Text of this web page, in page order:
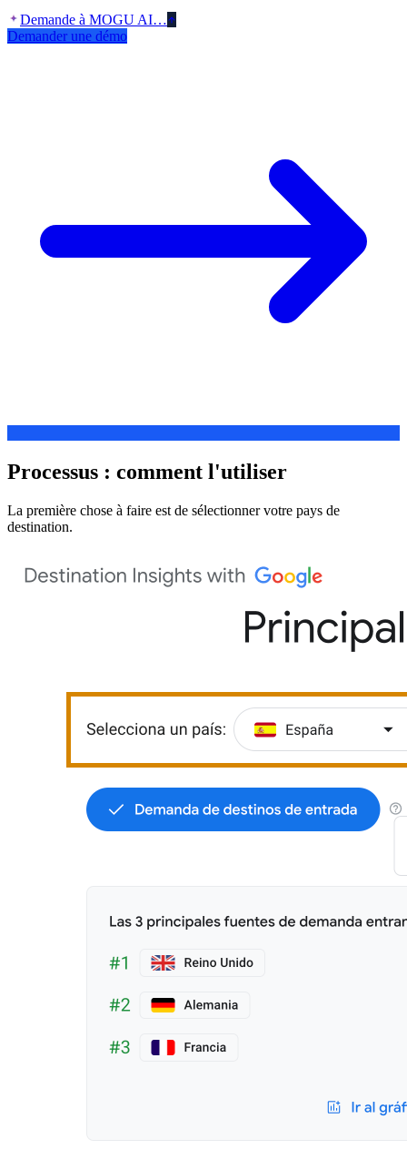
Demande à MOGU AI…
Demander une démo
Processus : comment l'utiliser
La première chose à faire est de sélectionner votre pays de
destination.